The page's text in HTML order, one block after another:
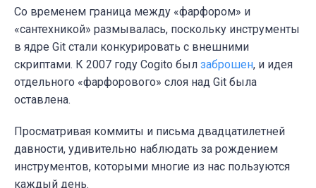
Со временем граница между «фарфором» и
«сантехникой» размывалась, поскольку инструменты
в ядре Git стали конкурировать с внешними
скриптами. К 2007 году Cogito был заброшен, и идея
отдельного «фарфорового» слоя над Git была
оставлена.
Просматривая коммиты и письма двадцатилетней
давности, удивительно наблюдать за рождением
инструментов, которыми многие из нас пользуются
каждый день.